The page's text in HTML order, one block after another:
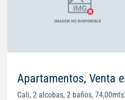
Apartamentos, Venta
Cali, 2 alcobas, 2 baños,